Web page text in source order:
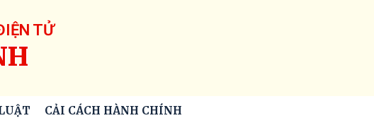
TỬ
CẢI CÁCH HÀNH CHÍNH